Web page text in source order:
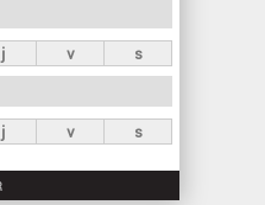
j v s
j v s